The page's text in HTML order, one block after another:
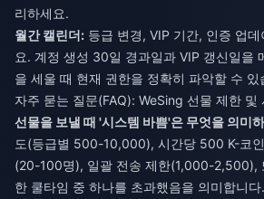
리하세요.
월간 캘린더: 등급 변경, VIP 기간, 인증 업
요. 계정 생성 30일 경과일과 VIP 갱신일을
을 세울 때 현재 권한을 정확히 파악할 수 있
자주 묻는 질문(FAQ): WeSing 선물 제한 및
선물을 보낼 때 '시스템 바쁨'은 무엇을 의미
도(등급별 500-10,000), 시간당 500 K-코
(20-100명), 일괄 전송 제한(1,000-2,500),
한 쿨타임 중 하나를 초과했음을 의미합니